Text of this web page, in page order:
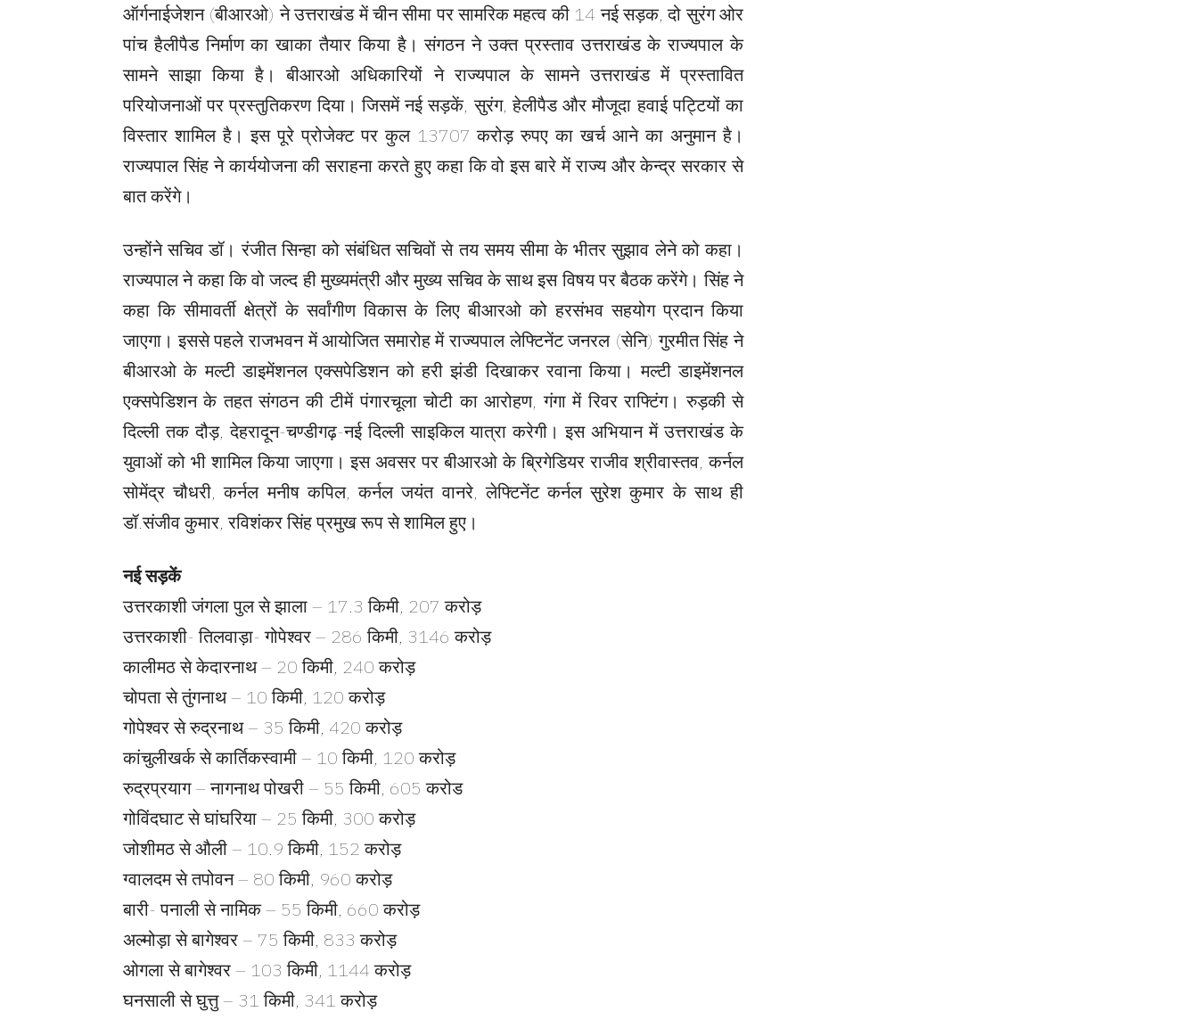
ऑर्गनाईजेशन (बीआरओ) ने उत्तराखंड में चीन सीमा पर सामरिक महत्व की 14 नई सड़क, दो सुरंग ओर
पांच हैलीपैड निर्माण का खाका तैयार किया है। संगठन ने उक्त प्रस्ताव उत्तराखंड के राज्यपाल के
सामने साझा किया है। बीआरओ अधिकारियों ने राज्यपाल के सामने उत्तराखंड में प्रस्तावित
परियोजनाओं पर प्रस्तुतिकरण दिया। जिसमें नई सड़कें, सुरंग, हेलीपैड और मौजूदा हवाई पट्टियों का
विस्तार शामिल है। इस पूरे प्रोजेक्ट पर कुल 13707 करोड़ रुपए का खर्च आने का अनुमान है।
राज्यपाल सिंह ने कार्ययोजना की सराहना करते हुए कहा कि वो इस बारे में राज्य और केन्द्र सरकार से
बात करेंगे।
उन्होंने सचिव डॉ। रंजीत सिन्हा को संबंधित सचिवों से तय समय सीमा के भीतर सुझाव लेने को कहा।
राज्यपाल ने कहा कि वो जल्द ही मुख्यमंत्री और मुख्य सचिव के साथ इस विषय पर बैठक करेंगे। सिंह ने
कहा कि सीमावर्ती क्षेत्रों के सर्वांगीण विकास के लिए बीआरओ को हरसंभव सहयोग प्रदान किया
जाएगा। इससे पहले राजभवन में आयोजित समारोह में राज्यपाल लेफ्टिनेंट जनरल (सेनि) गुरमीत सिंह ने
बीआरओ के मल्टी डाइमेंशनल एक्सपेडिशन को हरी झंडी दिखाकर रवाना किया। मल्टी डाइमेंशनल
एक्सपेडिशन के तहत संगठन की टीमें पंगारचूला चोटी का आरोहण, गंगा में रिवर राफ्टिंग। रुड़की से
दिल्ली तक दौड़, देहरादून-चण्डीगढ़-नई दिल्ली साइकिल यात्रा करेगी। इस अभियान में उत्तराखंड के
युवाओं को भी शामिल किया जाएगा। इस अवसर पर बीआरओ के ब्रिगेडियर राजीव श्रीवास्तव, कर्नल
सोमेंद्र चौधरी, कर्नल मनीष कपिल, कर्नल जयंत वानरे, लेफ्टिनेंट कर्नल सुरेश कुमार के साथ ही
डॉ.संजीव कुमार, रविशंकर सिंह प्रमुख रूप से शामिल हुए।
नई सड़कें
उत्तरकाशी जंगला पुल से झाला – 17.3 किमी, 207 करोड़
उत्तरकाशी- तिलवाड़ा- गोपेश्वर – 286 किमी, 3146 करोड़
कालीमठ से केदारनाथ – 20 किमी, 240 करोड़
चोपता से तुंगनाथ – 10 किमी, 120 करोड़
गोपेश्वर से रुद्रनाथ – 35 किमी, 420 करोड़
कांचुलीखर्क से कार्तिकस्वामी – 10 किमी, 120 करोड़
रुद्रप्रयाग – नागनाथ पोखरी – 55 किमी, 605 करोड
गोविंदघाट से घांघरिया – 25 किमी, 300 करोड़
जोशीमठ से औली – 10.9 किमी, 152 करोड़
ग्वालदम से तपोवन – 80 किमी, 960 करोड़
बारी- पनाली से नामिक – 55 किमी, 660 करोड़
अल्मोड़ा से बागेश्वर – 75 किमी, 833 करोड़
ओगला से बागेश्वर – 103 किमी, 1144 करोड़
घनसाली से घुत्तु – 31 किमी, 341 करोड़